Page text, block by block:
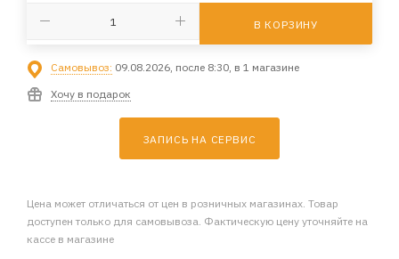
В КОРЗИНУ
Самовывоз: 09.08.2026, после 8:30, в 1 магазине
Хочу в подарок
ЗАПИСЬ НА СЕРВИС
Цена может отличаться от цен в розничных магазинах. Товар
доступен только для самовывоза. Фактическую цену уточняйте на
кассе в магазине